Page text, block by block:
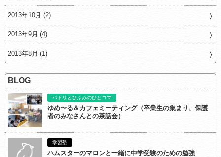
2013年10月 (2)
2013年9月 (4)
2013年8月 (1)
BLOG
パトリとひふみのひとコマ
ゆめ〜る＆カフェミーティング（卒業生の集まり、保護
者のみなさんとの茶話会）
学習塾
ハムスターのマロンと一緒に中学受験のための勉強